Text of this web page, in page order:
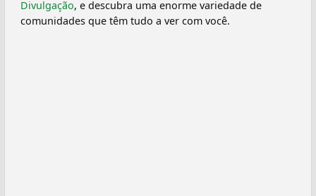
Divulgação, e descubra uma enorme variedade de
comunidades que têm tudo a ver com você.